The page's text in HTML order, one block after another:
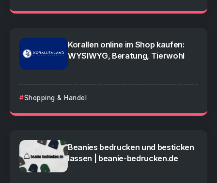
Korallen online im Shop kaufen:
WYSIWYG, Beratung, Tierwohl
Shopping & Handel
Beanies bedrucken und besticken
lassen | beanie-bedrucken.de